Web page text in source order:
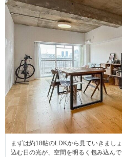
まずは約18帖のLDKから見ていきまし
込む日の光が、空間を明るく包み込んで